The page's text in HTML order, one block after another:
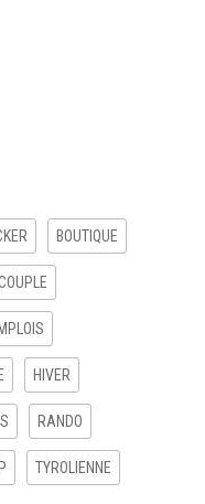
BOUTIQUE
HIVER
RANDO
TYROLIENNE